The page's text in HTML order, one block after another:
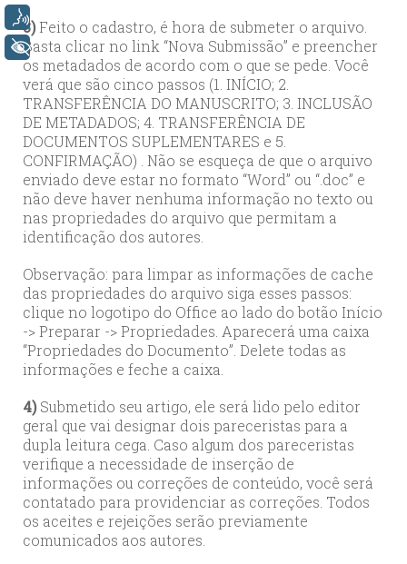
3)Feito o cadastro, é hora de submeter o arquivo.
Basta clicar no link “Nova Submissão” e preencher
os metadados de acordo com o que se pede. Você
verá que são cinco passos (1. INÍCIO; 2.
TRANSFERÊNCIA DO MANUSCRITO; 3. INCLUSÃO
DE METADADOS; 4. TRANSFERÊNCIA DE
DOCUMENTOS SUPLEMENTARES e 5.
CONFIRMAÇÃO) . Não se esqueça de que o arquivo
enviado deve estar no formato “Word” ou “.doc” e
não deve haver nenhuma informação no texto ou
nas propriedades do arquivo que permitam a
identificação dos autores.
Observação: para limpar as informações de cache
das propriedades do arquivo siga esses passos:
clique no logotipo do Office ao lado do botão Início
-> Preparar -> Propriedades. Aparecerá uma caixa
“Propriedades do Documento”. Delete todas as
informações e feche a caixa.
4)Submetido seu artigo, ele será lido pelo editor
geral que vai designar dois pareceristas para a
dupla leitura cega. Caso algum dos pareceristas
verifique a necessidade de inserção de
informações ou correções de conteúdo, você será
contatado para providenciar as correções. Todos
os aceites e rejeições serão previamente
comunicados aos autores.
+ Acessibilidade